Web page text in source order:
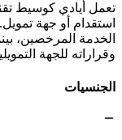
تعمل أيادي كوسيط
استقدام أو جهة
الخدمة المرخصين،
وقراراته للجهة
الجنسيات